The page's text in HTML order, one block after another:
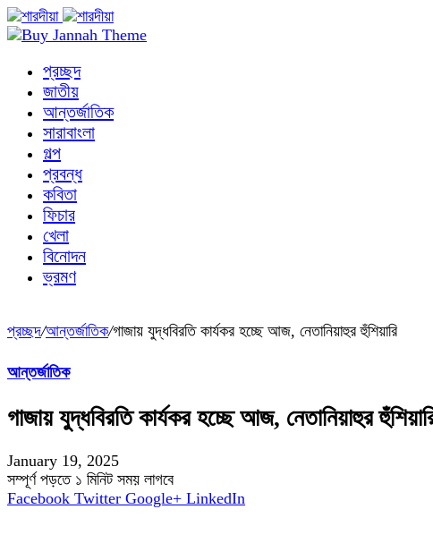
প্রচ্ছদ
জাতীয়
আন্তর্জাতিক
সারাবাংলা
গল্প
প্রবন্ধ
কবিতা
ফিচার
খেলা
বিনোদন
ভ্রমণ
প্রচ্ছদ/আন্তর্জাতিক/গাজায় যুদ্ধবিরতি কার্যকর হচ্ছে আজ, নেতানিয়াহুর হুঁশিয়ারি
আন্তর্জাতিক
গাজায় যুদ্ধবিরতি কার্যকর হচ্ছে আজ, নেতানিয়াহুর
January 19, 2025
সম্পূর্ণ পড়তে ১ মিনিট সময় লাগবে
Facebook Twitter Google+ LinkedIn